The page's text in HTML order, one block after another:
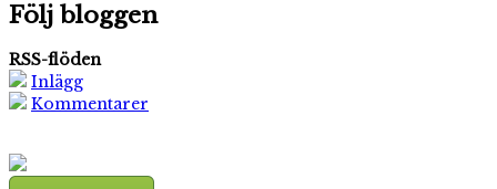
Följ bloggen
RSS-flöden
Inlägg
Kommentarer